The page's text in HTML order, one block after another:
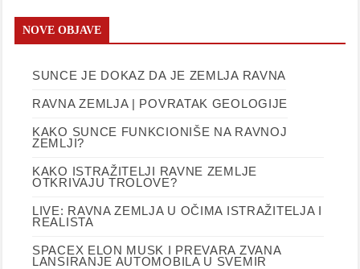
NOVE OBJAVE
SUNCE JE DOKAZ DA JE ZEMLJA RAVNA
RAVNA ZEMLJA | POVRATAK GEOLOGIJE
KAKO SUNCE FUNKCIONIŠE NA RAVNOJ
ZEMLJI?
KAKO ISTRAŽITELJI RAVNE ZEMLJE
OTKRIVAJU TROLOVE?
LIVE: RAVNA ZEMLJA U OČIMA ISTRAŽITELJA I
REALISTA
SPACEX ELON MUSK I PREVARA ZVANA
LANSIRANJE AUTOMOBILA U SVEMIR